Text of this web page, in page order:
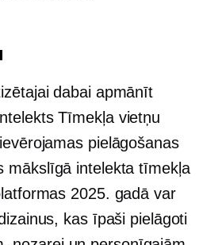
dabai apmānīt
Tīmekļa vietņu
pielāgošanas
mākslīgā intelekta tīmekļa
2025. gadā var
kas īpaši pielāgoti